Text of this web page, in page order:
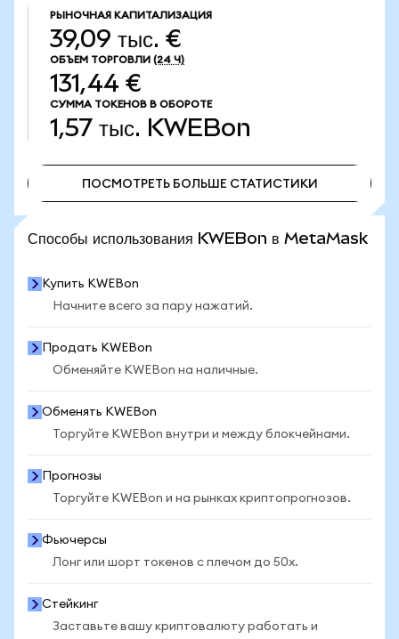
РЫНОЧНАЯ КАПИТАЛИЗАЦИЯ
39,09 тыс. €
ОБЪЕМ ТОРГОВЛИ (24 Ч)
131,44 €
СУММА ТОКЕНОВ В ОБОРОТЕ
1,57 тыс. KWEBon
ПОСМОТРЕТЬ БОЛЬШЕ СТАТИСТИКИ
Способы использования KWEBon в MetaMask
Купить KWEBon
Начните всего за пару нажатий.
Продать KWEBon
Обменяйте KWEBon на наличные.
Обменять KWEBon
Торгуйте KWEBon внутри и между блокчейнами.
Прогнозы
Торгуйте KWEBon и на рынках криптопрогнозов.
Фьючерсы
Лонг или шорт токенов с плечом до 50x.
Стейкинг
Заставьте вашу криптовалюту работать и